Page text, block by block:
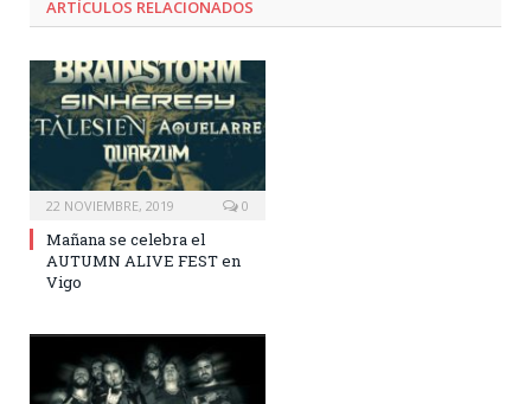
ARTÍCULOS RELACIONADOS
22 NOVIEMBRE, 2019 0
Mañana se celebra el
AUTUMN ALIVE FEST en
Vigo